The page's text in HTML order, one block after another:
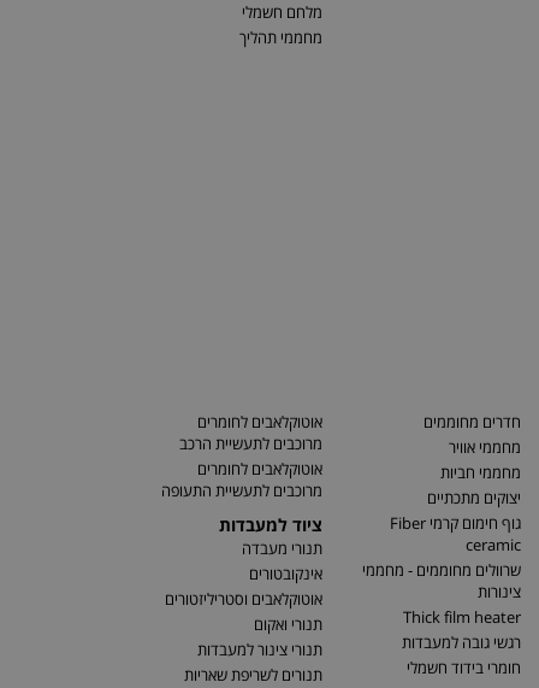
מלחם חשמלי
מחממי תהליך
חדרים מחוממים
מחממי אוויר
מחממי חביות
יצוקים מתכתיים
גוף חימום קרמי Fiber
ceramic
שרוולים מחוממים - מחממי
צינורות
Thick film heater
רגשי גובה למעבדות
חומרי בידוד חשמלי
אוטוקלאבים לחומרים
מרוכבים לתעשיית הרכב
אוטוקלאבים לחומרים
מרוכבים לתעשיית התעופה
ציוד למעבדות
תנורי מעבדה
אינקובטורים
אוטוקלאבים וסטריליזטורים
תנורי ואקום
תנורי צינור למעבדות
תנורים לשריפת שאריות